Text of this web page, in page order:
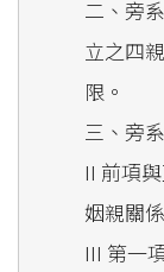
二、旁
立之四
限。
三、旁
II 前項
姻親關
III 第一